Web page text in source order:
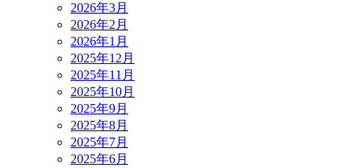
2026年3月
2026年2月
2026年1月
2025年12月
2025年11月
2025年10月
2025年9月
2025年8月
2025年7月
2025年6月